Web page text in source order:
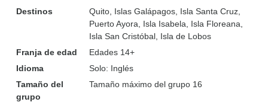
Destinos
Quito , Islas Galápagos , Isla Santa Cruz
Puerto Ayora , Isla Isabela , Isla Floreana
Isla San Cristóbal , Isla de Lobos
Franja de edad
Edades 14+
Idioma
Solo: Inglés
Tamaño del
grupo
Tamaño máximo del grupo 16